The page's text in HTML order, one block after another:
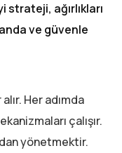
strateji, ağırlıkları
ve güvenle
Her adımda
çalışır.
yönetmektir.